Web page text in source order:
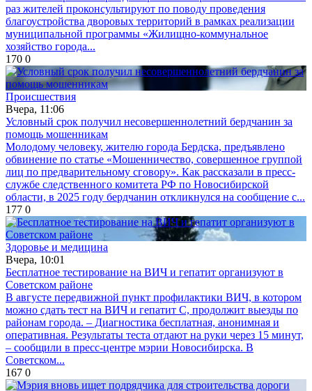
раз жителей проконсультируют по поводу проведения
благоустройства дворовых территорий в рамках реализации
муниципальной программы «Жилищно-коммунальное
хозяйство города...
170 0
Происшествия
Вчера, 11:06
Условный срок получил несовершеннолетний бердчанин за
помощь мошенникам
Молодому человеку, жителю города Бердска, предъявлено
обвинение по статье «Мошенничество, совершенное группой
лиц по предварительному сговору». Как рассказали в пресс-
службе следственного комитета РФ по Новосибирской
области, в 2025 году бердчанин откликнулся на сообщение с...
177 0
Здоровье и медицина
Вчера, 10:01
Бесплатное тестирование на ВИЧ и гепатит организуют в
Советском районе
В августе передвижной пункт профилактики ВИЧ, в котором
можно сдать тест на ВИЧ и гепатит С, продолжит выезды по
районам города. – Диагностика бесплатная, анонимная и
оперативная. Результаты теста отдают на руки через 15 минут,
– сообщили в пресс-центре мэрии Новосибирска. В
Советском...
167 0